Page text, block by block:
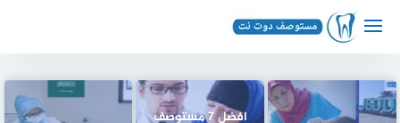
افضل 7 مستوصف